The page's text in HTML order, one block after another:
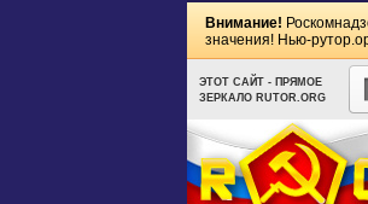
Внимание!
значения! Нью-
ЭТОТ САЙТ - ПРЯМОЕ
ЗЕРКАЛО RUTOR.ORG